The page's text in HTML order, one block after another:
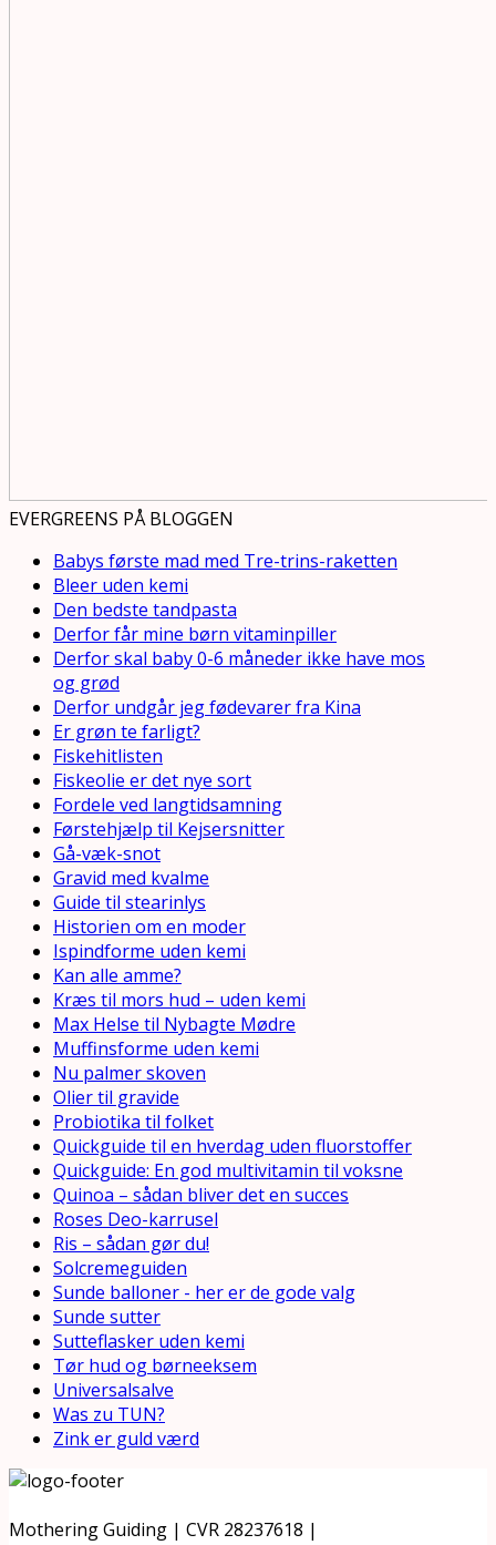
EVERGREENS PÅ BLOGGEN
Babys første mad med Tre-trins-raketten
Bleer uden kemi
Den bedste tandpasta
Derfor får mine børn vitaminpiller
Derfor skal baby 0-6 måneder ikke have mos
og grød
Derfor undgår jeg fødevarer fra Kina
Er grøn te farligt?
Fiskehitlisten
Fiskeolie er det nye sort
Fordele ved langtidsamning
Førstehjælp til Kejsersnitter
Gå-væk-snot
Gravid med kvalme
Guide til stearinlys
Historien om en moder
Ispindforme uden kemi
Kan alle amme?
Kræs til mors hud – uden kemi
Max Helse til Nybagte Mødre
Muffinsforme uden kemi
Nu palmer skoven
Olier til gravide
Probiotika til folket
Quickguide til en hverdag uden fluorstoffer
Quickguide: En god multivitamin til voksne
Quinoa – sådan bliver det en succes
Roses Deo-karrusel
Ris – sådan gør du!
Solcremeguiden
Sunde balloner - her er de gode valg
Sunde sutter
Sutteflasker uden kemi
Tør hud og børneeksem
Universalsalve
Was zu TUN?
Zink er guld værd
Mothering Guiding | CVR 28237618 |